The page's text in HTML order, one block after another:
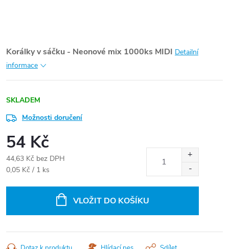
Korálky v sáčku - Neonové mix 1000ks MIDI Detailní
informace
SKLADEM
Možnosti doručení
54 Kč
44,63 Kč bez DPH
Měrná
0,05 Kč / 1 ks
VLOŽIT DO KOŠÍKU